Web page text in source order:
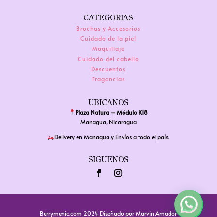
opciones
se
pueden
elegir
en
la
producto
CATEGORIAS
Brochas y Accesorios
Cuidado de la piel
Maquillaje
Cuidado del cabello
Descuentos
Fragancias
UBICANOS
Plaza Natura – Módulo K18
Managua, Nicaragua
Delivery en Managua y Envíos a todo el país.
SIGUENOS
Berrymenic.com 2024 Diseñado porMarvin Amador